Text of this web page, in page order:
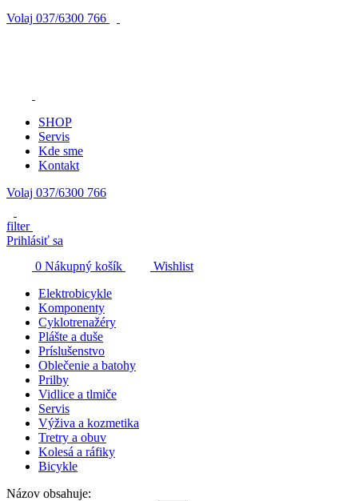
Volaj 037/6300 766
SHOP
Servis
Kde sme
Kontakt
Volaj 037/6300 766
filter
Prihlásiť sa
0 Nákupný košík
Wishlist
Elektrobicykle
Komponenty
Cyklotrenažéry
Plášte a duše
Príslušenstvo
Oblečenie a batohy
Prilby
Vidlice a tlmiče
Servis
Výživa a kozmetika
Tretry a obuv
Kolesá a ráfiky
Bicykle
Názov obsahuje: